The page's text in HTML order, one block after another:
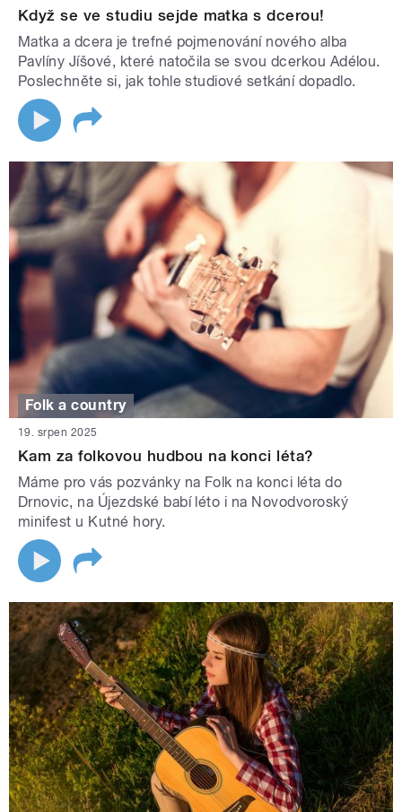
Když se ve studiu sejde matka s dcerou!
Matka a dcera je trefné pojmenování nového alba
Pavlíny Jíšové, které natočila se svou dcerkou Adélou.
Poslechněte si, jak tohle studiové setkání dopadlo.
Folk a country
19. srpen 2025
Kam za folkovou hudbou na konci léta?
Máme pro vás pozvánky na Folk na konci léta do
Drnovic, na Újezdské babí léto i na Novodvoroský
minifest u Kutné hory.